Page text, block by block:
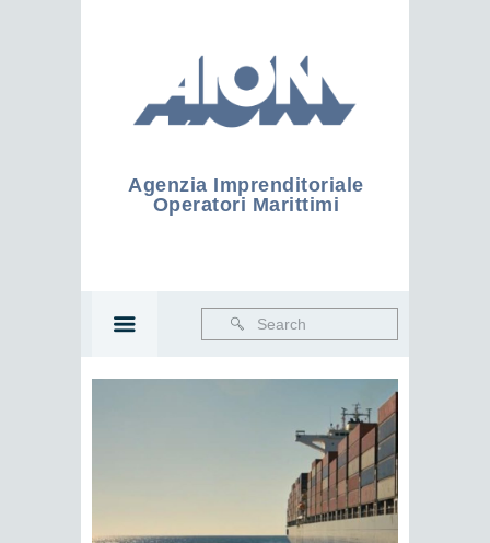
Agenzia Imprenditoriale
Operatori Marittimi